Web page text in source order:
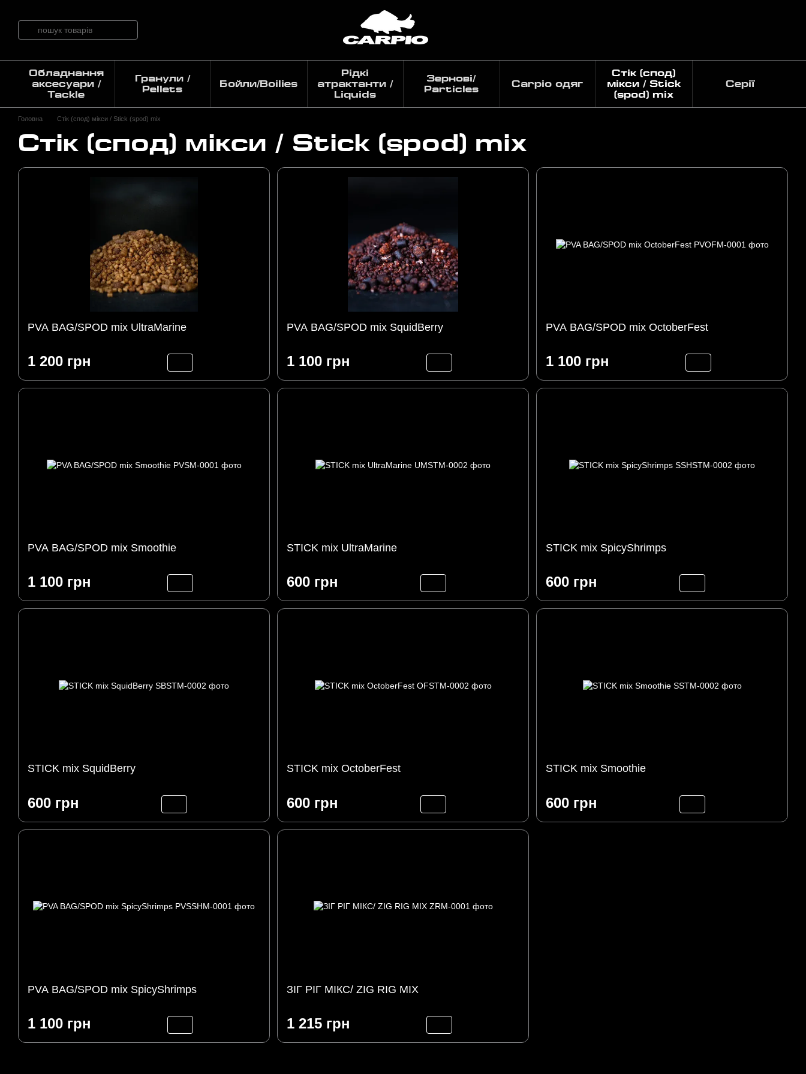
Обладнання
аксесуари /
Tackle
Гранули /
Pellets
Бойли/Boilies
Рідкі
атрактанти /
Liquids
Зернові/
Particles
Carpio одяг
Стік (спод)
мікси / Stick
(spod) mix
Серії
Головна Стік (спод) мікси / Stick (spod) mix
Стік (спод) мікси / Stick (spod) mix
PVA BAG/SPOD mix UltraMarine
1 200 грн
PVA BAG/SPOD mix SquidBerry
1 100 грн
PVA BAG/SPOD mix OctoberFest
1 100 грн
PVA BAG/SPOD mix Smoothie
1 100 грн
STICK mix UltraMarine
600 грн
STICK mix SpicyShrimps
600 грн
STICK mix SquidBerry
600 грн
STICK mix OctoberFest
600 грн
STICK mix Smoothie
600 грн
PVA BAG/SPOD mix SpicyShrimps
1 100 грн
ЗІГ РІГ МІКС/ ZIG RIG MIX
1 215 грн